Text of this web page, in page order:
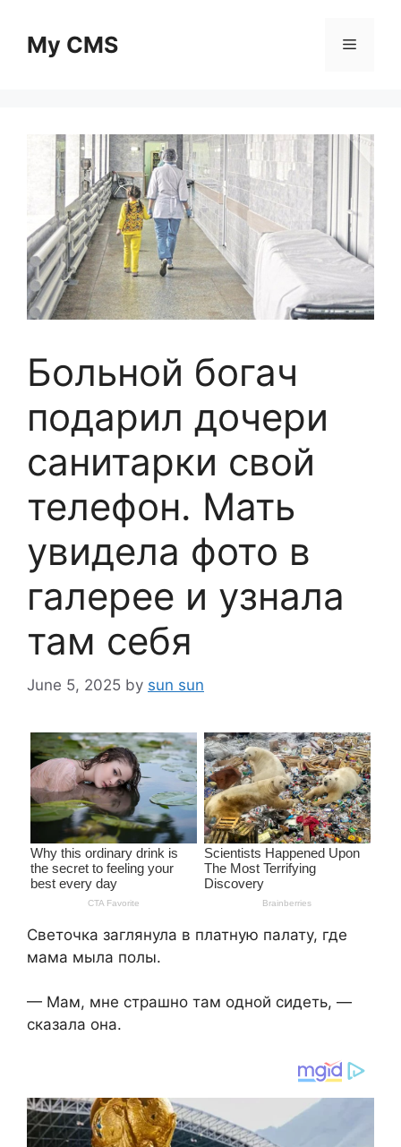
contentMy CMS Menu
Больной богач
подарил дочери
санитарки свой
телефон. Мать
увидела фото в
галерее и узнала
там себя
June 5, 2025 by sun sun
Светочка заглянула в платную палату, где
мама мыла полы.
— Мам, мне страшно там одной сидеть, —
сказала она.